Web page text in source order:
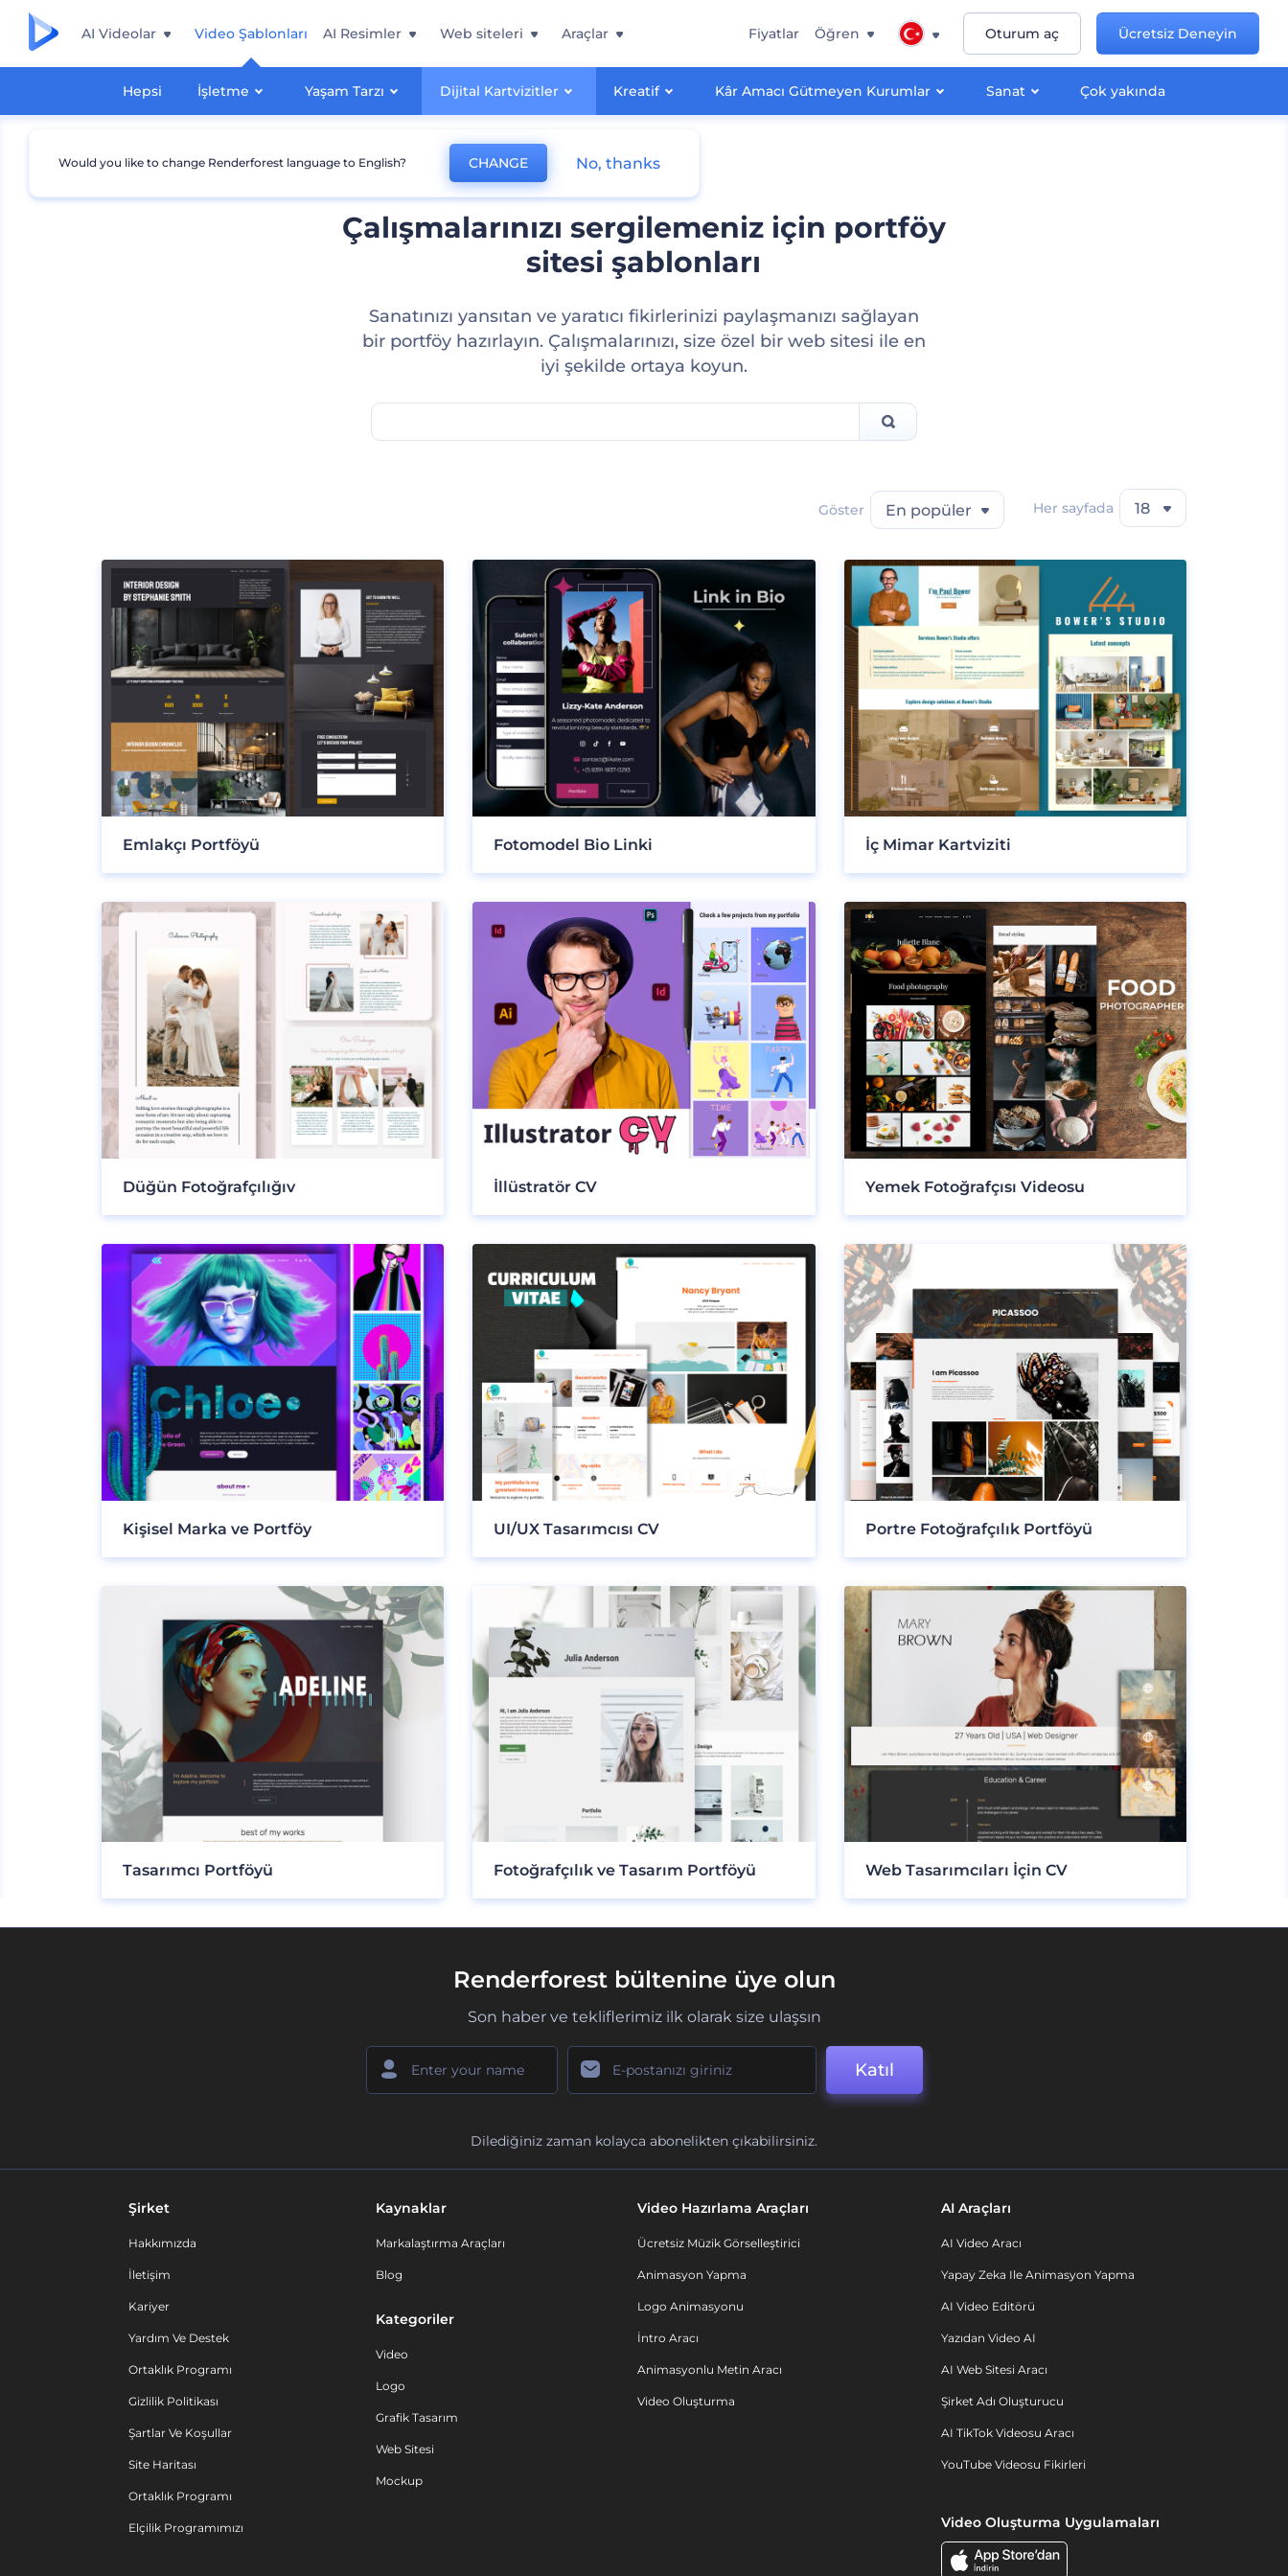
AI Videolar Video Şablonları
Hepsi İşletme Yaşam Tarzı Dijital Kartvizitler Kreatif Kâr Amacı Gütmeyen Kurumlar Sanat Çok yakında
AI Resimler Web siteleri Araçlar Fiyatlar Öğren Oturum aç Ücretsiz Deneyin
Çalışmalarınızı sergilemeniz için portföy
sitesi şablonları
Sanatınızı yansıtan ve yaratıcı fikirlerinizi paylaşmanızı sağlayan
bir portföy hazırlayın. Çalışmalarınızı, size özel bir web sitesi ile en
iyi şekilde ortaya koyun.
Göster En popüler Her sayfada 18
Emlakçı Portföyü Fotomodel Bio Linki İç Mimar Kartviziti
Düğün Fotoğrafçılığıv İllüstratör CV Yemek Fotoğrafçısı Videosu
Kişisel Marka ve Portföy UI/UX Tasarımcısı CV Portre Fotoğrafçılık Portföyü
Tasarımcı Portföyü Fotoğrafçılık ve Tasarım Portföyü Web Tasarımcıları İçin CV
Renderforest bültenine üye olun
Son haber ve tekliflerimiz ilk olarak size ulaşsın
Katıl
Dilediğiniz zaman kolayca abonelikten çıkabilirsiniz.
Şirket
Hakkımızda
İletişim
Kariyer
Yardım Ve Destek
Ortaklık Programı
Gizlilik Politikası
Şartlar Ve Koşullar
Site Haritası
Ortaklık Programı
Elçilik Programımızı
Kaynaklar
Markalaştırma Araçları
Blog
Kategoriler
Video
Logo
Grafik Tasarım
Web Sitesi
Mockup
Video Hazırlama Araçları
Ücretsiz Müzik Görselleştirici
Animasyon Yapma
Logo Animasyonu
İntro Aracı
Animasyonlu Metin Aracı
Video Oluşturma
AI Araçları
AI Video Aracı
Yapay Zeka Ile Animasyon Yapma
AI Video Editörü
Yazıdan Video AI
AI Web Sitesi Aracı
Şirket Adı Oluşturucu
AI TikTok Videosu Aracı
YouTube Videosu Fikirleri
Video Oluşturma Uygulamaları
Would you like to change Renderforest language to English? CHANGE No, thanks